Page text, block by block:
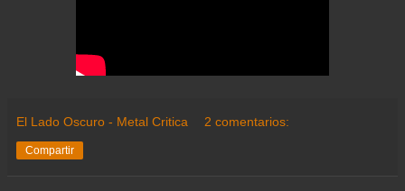
El Lado Oscuro - Metal Critica 2 comentarios:
Compartir